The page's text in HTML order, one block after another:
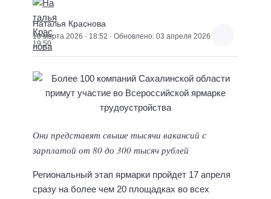
Наталья Краснова
10 марта 2026 · 18:52 · Обновлено: 03 апреля 2026 ·
19:50
Они представят свыше тысячи вакансий с
зарплатой от 80 до 300 тысяч рублей
Региональный этап ярмарки пройдет 17 апреля
сразу на более чем 20 площадках во всех